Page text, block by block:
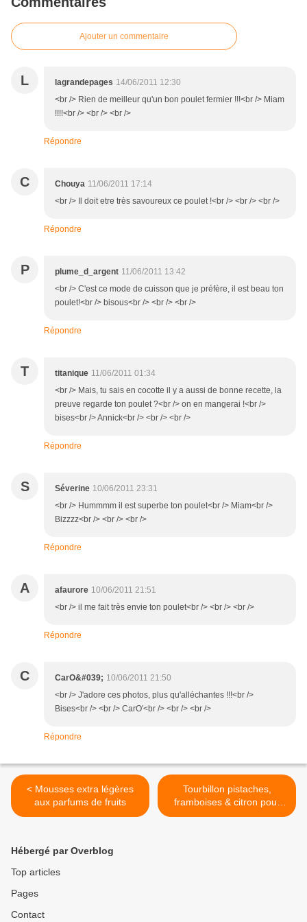
Ajouter un commentaire
L lagrandepages 14/06/2011 12:30
<br /> Rien de meilleur qu'un bon poulet fermier !!!<br /> Miam
!!!!<br /> <br /> <br />
Répondre
C Chouya 11/06/2011 17:14
<br /> Il doit etre très savoureux ce poulet !<br /> <br /> <br />
Répondre
P plume_d_argent 11/06/2011 13:42
<br /> C'est ce mode de cuisson que je préfère, il est beau ton
poulet!<br /> bisous<br /> <br /> <br />
Répondre
T titanique 11/06/2011 01:34
<br /> Mais, tu sais en cocotte il y a aussi de bonne recette, la
preuve regarde ton poulet ?<br /> on en mangerai !<br />
bises<br /> Annick<br /> <br /> <br />
Répondre
S Séverine 10/06/2011 23:31
<br /> Hummmm il est superbe ton poulet<br /> Miam<br />
Bizzzz<br /> <br /> <br />
Répondre
A afaurore 10/06/2011 21:51
<br /> il me fait très envie ton poulet<br /> <br /> <br />
Répondre
C CarO&#039; 10/06/2011 21:50
<br /> J'adore ces photos, plus qu'alléchantes !!!<br />
Bises<br /> <br /> CarO'<br /> <br /> <br />
Répondre
< Mousses extra légères
aux parfums de fruits
Tourbillon pistaches,
framboises & citron pour
ma fête >
Hébergé par Overblog
Top articles
Pages
Contact